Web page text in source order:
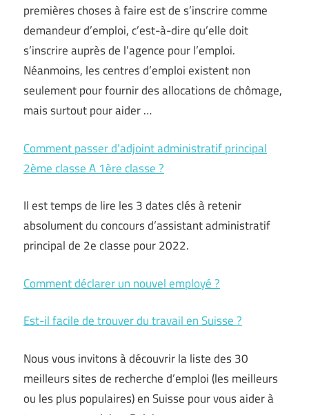
premières choses à faire est de s’inscrire comme
demandeur d’emploi, c’est-à-dire qu’elle doit
s’inscrire auprès de l’agence pour l’emploi.
Néanmoins, les centres d’emploi existent non
seulement pour fournir des allocations de chômage,
mais surtout pour aider …
Comment passer d’adjoint administratif principal
2ème classe A 1ère classe ?
Il est temps de lire les 3 dates clés à retenir
absolument du concours d’assistant administratif
principal de 2e classe pour 2022.
Comment déclarer un nouvel employé ?
Est-il facile de trouver du travail en Suisse ?
Nous vous invitons à découvrir la liste des 30
meilleurs sites de recherche d’emploi (les meilleurs
ou les plus populaires) en Suisse pour vous aider à